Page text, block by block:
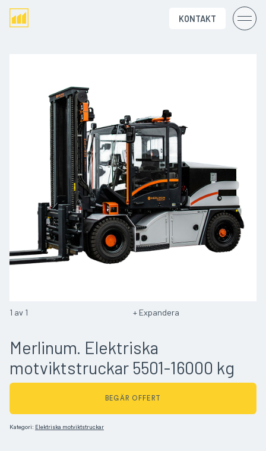
KONTAKT
1 av 1 Expandera
Merlinum. Elektriska
motviktstruckar 5501-16000 kg
BEGÄR OFFERT
Kategori: Elektriska motviktstruckar